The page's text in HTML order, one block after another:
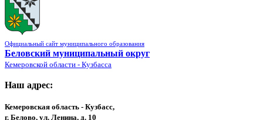
Официальный сайт муниципального образования
Беловский муниципальный округ
Кемеровской области - Кузбасса
Наш адрес:
Кемеровская область - Кузбасс,
г. Белово, ул. Ленина, д. 10